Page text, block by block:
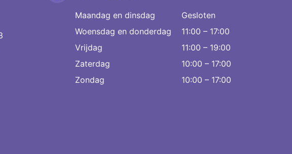
Maandag en dinsdag
Gesloten
Woensdag en donderdag
11:00 – 17:00
Vrijdag
11:00 – 19:00
Zaterdag
10:00 – 17:00
Zondag
10:00 – 17:00